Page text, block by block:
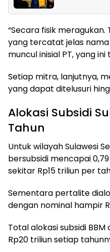
“Secara fisik
yang tercatat jelas
muncul inisial PT, yang ini
Setiap mitra, lanjutnya,
yang dapat ditelusuri
Alokasi Subsidi
Tahun
Untuk wilayah Sulawesi
bersubsidi mencapai
sekitar Rp15 triliun per
Sementara pertalite
dengan nominal hampir
Total alokasi subsidi
Rp20 triliun setiap